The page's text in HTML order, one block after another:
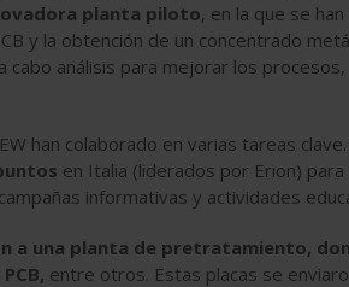
planta piloto, en la que se
y la obtención de un concentrado
análisis para mejorar los
han colaborado en varias tareas
en Italia (liderados por Erion)
informativas y actividades
a una planta de pretratamiento,
entre otros. Estas placas se